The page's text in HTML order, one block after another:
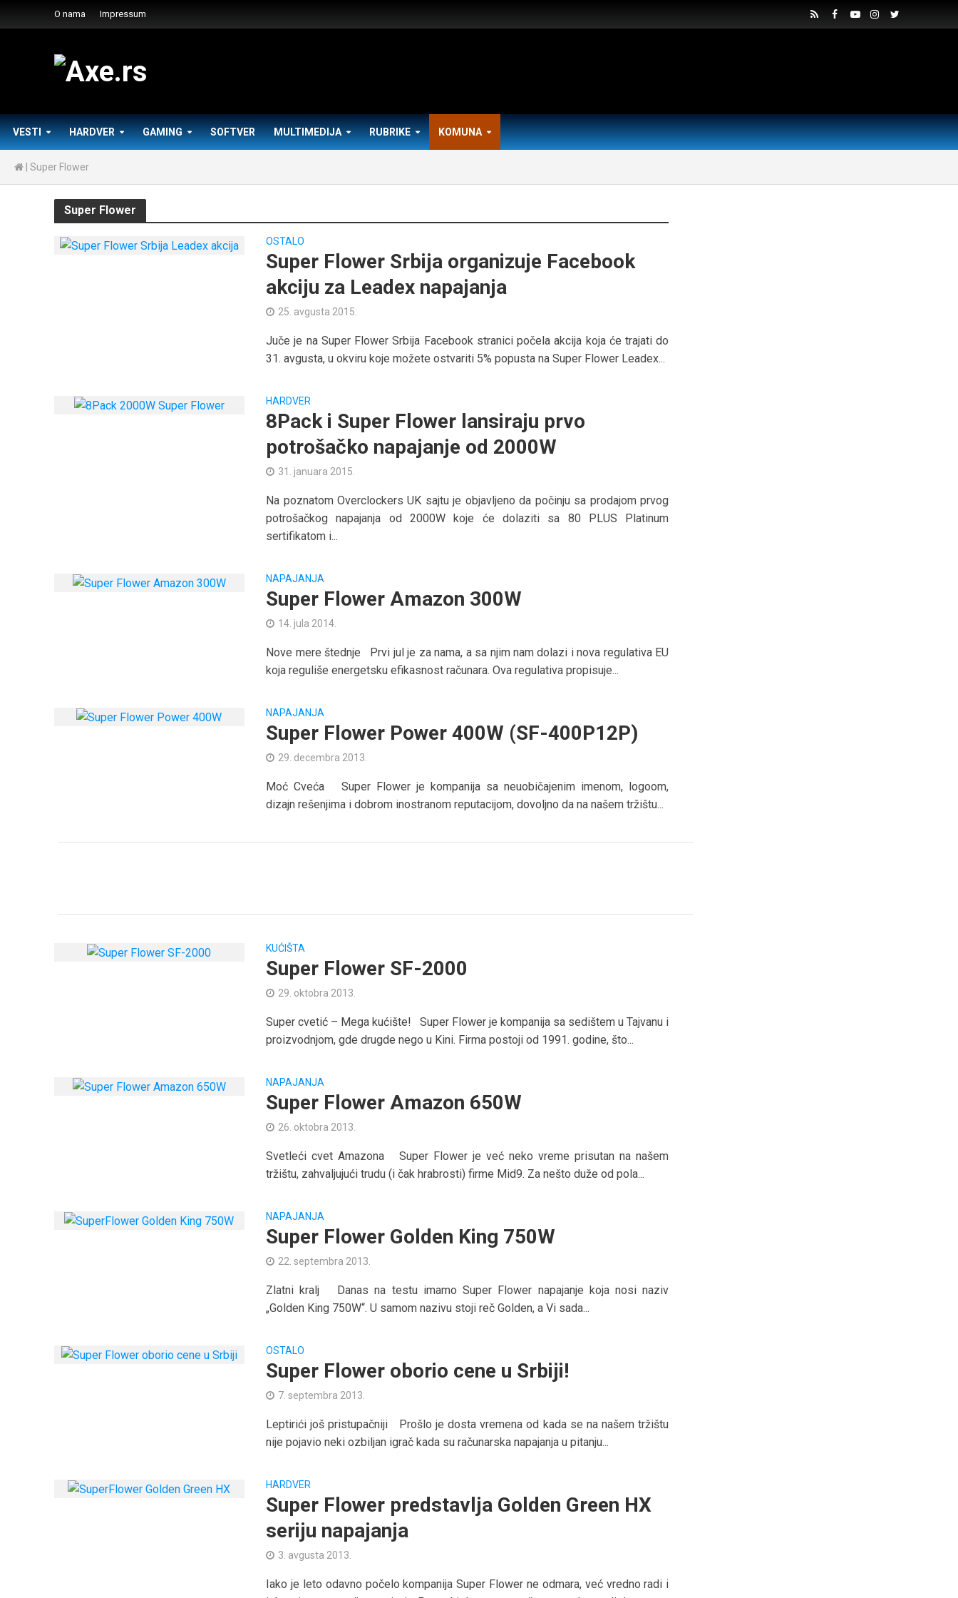
O nama Impressum
VESTI HARDVER GAMING SOFTVER MULTIMEDIJA RUBRIKE KOMUNA
Super Flower
Super Flower
OSTALO
Super Flower Srbija organizuje Facebook
akciju za Leadex napajanja
25. avgusta 2015.
Juče je na Super Flower Srbija Facebook stranici počela akcija koja će trajati do
31. avgusta, u okviru koje možete ostvariti 5% popusta na Super Flower Leadex...
HARDVER
8Pack i Super Flower lansiraju prvo
potrošačko napajanje od 2000W
31. januara 2015.
Na poznatom Overclockers UK sajtu je objavljeno da počinju sa prodajom prvog
potrošačkog napajanja od 2000W koje će dolaziti sa 80 PLUS Platinum
sertifikatom i...
NAPAJANJA
Super Flower Amazon 300W
14. jula 2014.
Nove mere štednje Prvi jul je za nama, a sa njim nam dolazi i nova regulativa EU
koja reguliše energetsku efikasnost računara. Ova regulativa propisuje...
NAPAJANJA
Super Flower Power 400W (SF-400P12P)
29. decembra 2013.
Moć Cveća Super Flower je kompanija sa neuobičajenim imenom, logoom,
dizajn rešenjima i dobrom inostranom reputacijom, dovoljno da na našem tržištu...
KUĆIŠTA
Super Flower SF-2000
29. oktobra 2013.
Super cvetić – Mega kućište! Super Flower je kompanija sa sedištem u Tajvanu i
proizvodnjom, gde drugde nego u Kini. Firma postoji od 1991. godine, što...
NAPAJANJA
Super Flower Amazon 650W
26. oktobra 2013.
Svetleći cvet Amazona Super Flower je već neko vreme prisutan na našem
tržištu, zahvaljujući trudu (i čak hrabrosti) firme Mid9. Za nešto duže od pola...
NAPAJANJA
Super Flower Golden King 750W
22. septembra 2013.
Zlatni kralj Danas na testu imamo Super Flower napajanje koja nosi naziv
„Golden King 750W“. U samom nazivu stoji reč Golden, a Vi sada...
OSTALO
Super Flower oborio cene u Srbiji!
7. septembra 2013.
Leptirići još pristupačniji Prošlo je dosta vremena od kada se na našem tržištu
nije pojavio neki ozbiljan igrač kada su računarska napajanja u pitanju...
HARDVER
Super Flower predstavlja Golden Green HX
seriju napajanja
3. avgusta 2013.
Iako je leto odavno počelo kompanija Super Flower ne odmara, već vredno radi i